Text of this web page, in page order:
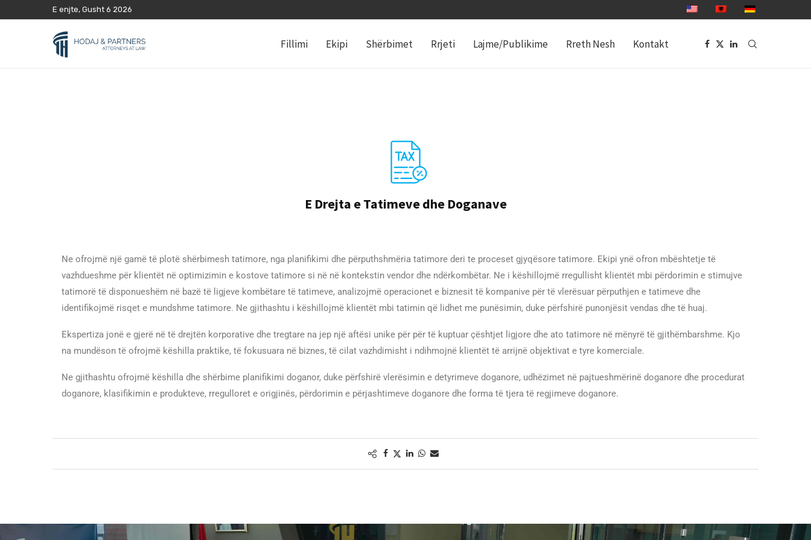
E enjte, Gusht 6 2026
Fillimi Ekipi Shërbimet Rrjeti Lajme/Publikime Rreth Nesh Kontakt
E Drejta e Tatimeve dhe Doganave
Ne ofrojmë një gamë të plotë shërbimesh tatimore, nga planifikimi dhe përputhshmëria tatimore deri te proceset gjyqësore tatimore. Ekipi ynë ofron mbështetje të
vazhdueshme për klientët në optimizimin e kostove tatimore si në në kontekstin vendor dhe ndërkombëtar. Ne i këshillojmë rregullisht klientët mbi përdorimin e stimujve
tatimorë të disponueshëm në bazë të ligjeve kombëtare të tatimeve, analizojmë operacionet e biznesit të kompanive për të vlerësuar përputhjen e tatimeve dhe
identifikojmë risqet e mundshme tatimore. Ne gjithashtu i këshillojmë klientët mbi tatimin që lidhet me punësimin, duke përfshirë punonjësit vendas dhe të huaj.
Ekspertiza jonë e gjerë në të drejtën korporative dhe tregtare na jep një aftësi unike për për të kuptuar çështjet ligjore dhe ato tatimore në mënyrë të gjithëmbarshme. Kjo
na mundëson të ofrojmë këshilla praktike, të fokusuara në biznes, të cilat vazhdimisht i ndihmojnë klientët të arrijnë objektivat e tyre komerciale.
Ne gjithashtu ofrojmë këshilla dhe shërbime planifikimi doganor, duke përfshirë vlerësimin e detyrimeve doganore, udhëzimet në pajtueshmërinë doganore dhe procedurat
doganore, klasifikimin e produkteve, rregulloret e origjinës, përdorimin e përjashtimeve doganore dhe forma të tjera të regjimeve doganore.